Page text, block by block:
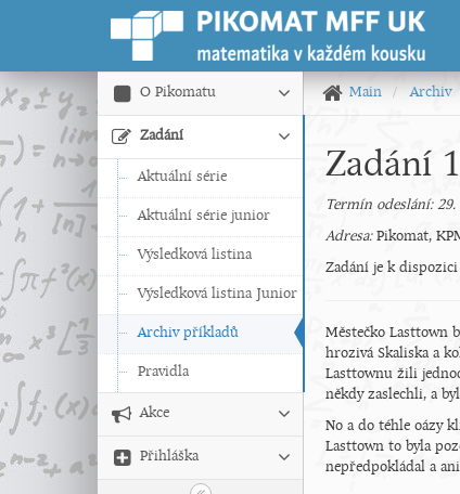
O Pikomatu
Zadání
Aktuální série
Aktuální série junior
Výsledková listina
Výsledková listina Junior
Archiv příkladů
Pravidla
Akce
Přihláška
Main Archiv
Zadání
Termín odeslání:
Adresa:Pikomat,
Zadání je k
Městečko Lasttown
hrozivá Skaliska a
Lasttownu žili
někdy zaslechli, a
No a do téhle oázy
Lasttown to byla
nepředpokládal a